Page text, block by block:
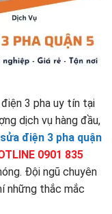
3 pha uy tín tại
dịch vụ hàng đầu,
sửa điện 3 pha quận
0901 835
Đội ngũ chuyên
những thắc mắc